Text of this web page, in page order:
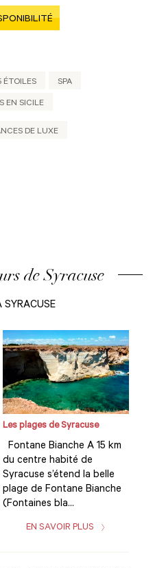
ÉTOILES SPA
EN SICILE
DE LUXE
de Syracuse
SYRACUSE
Les plages de Syracuse
Fontane Bianche A 15 km
du centre habité de
Syracuse s’étend la belle
plage de Fontane Bianche
(Fontaines bla...
EN SAVOIR PLUS